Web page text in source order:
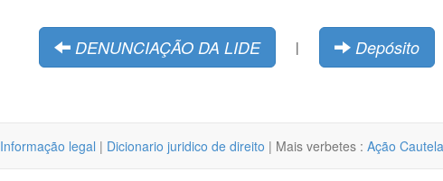
DENUNCIAÇÃO DA LIDE | Depósito
Informação legal | Dicionario juridico de direito | Mais verbetes : Ação